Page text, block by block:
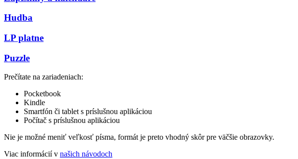
Hudba
LP platne
Puzzle
Prečítate na zariadeniach:
Pocketbook
Kindle
Smartfón či tablet s príslušnou aplikáciou
Počítač s príslušnou aplikáciou
Nie je možné meniť veľkosť písma, formát je preto vhodný skôr pre väčšie obrazovky.
Viac informácií v našich návodoch